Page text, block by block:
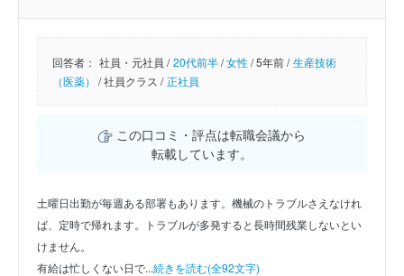
回答者： 社員・元社員 / 20代前半/女性/5年前 / 生産技術
（医薬） /社員クラス / 正社員
この口コミ・評点は転職会議から
転載しています。
土曜日出勤が毎週ある部署もあります。機械のトラブルさえなけれ
ば、定時で帰れます。トラブルが多発すると長時間残業しないとい
けません。
有給は忙しくない日で...続きを読む(全92文字)